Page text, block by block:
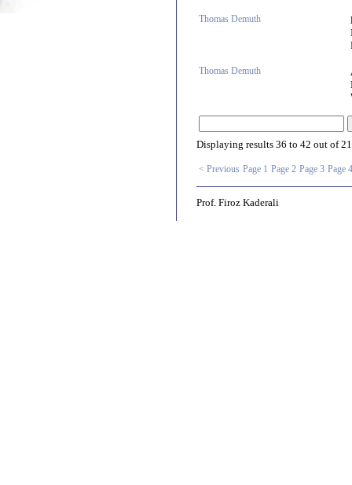
Thomas Demuth
Thomas Demuth
Displaying results 36 to 42 out of
< Previous Page 1 Page 2 Page 3 Page 4
Prof. Firoz Kaderali